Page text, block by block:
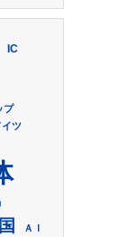
IC
プ
イツ
ＡＩ